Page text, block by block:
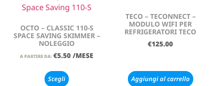
OCTO – CLASSIC 110-S
SPACE SAVING SKIMMER –
NOLEGGIO
A PARTIRE DA: €5.50 /MESE
Scegli
TECO – TECONNECT –
MODULO WIFI PER
REFRIGERATORI TECO
€125.00
Aggiungi al carrello